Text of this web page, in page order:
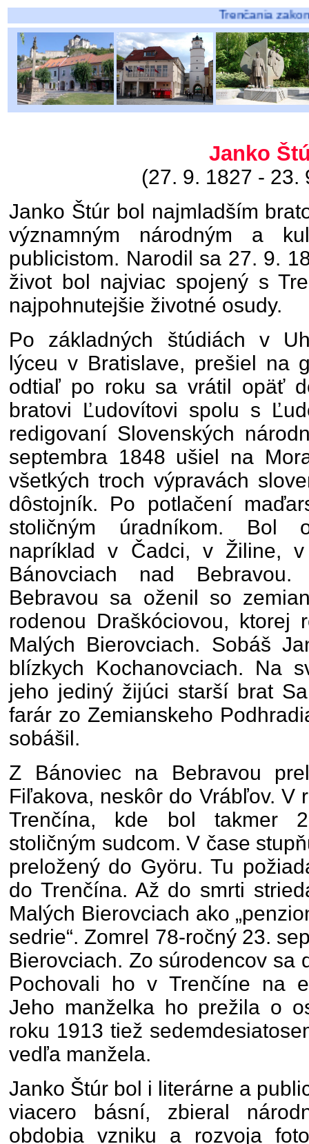
Trenčania zakončili "Rok
Janko
(27. 9. 1827 - 23.
Janko Štúr bol najmladším
významným národným a
publicistom. Narodil sa 27. 9.
život bol najviac spojený s
najpohnutejšie životné osudy.
Po základných štúdiách v
lýceu v Bratislave, prešiel na
odtiaľ po roku sa vrátil opäť
bratovi Ľudovítovi spolu s
redigovaní Slovenských
septembra 1848 ušiel na
všetkých troch výpravách
dôstojník. Po potlačení
stoličným úradníkom. Bol
napríklad v Čadci, v Žiline,
Bánovciach nad
Bebravou sa oženil so
rodenou Draškóciovou, ktorej
Malých Bierovciach. Sobáš
blízkych Kochanovciach. Na
jeho jediný žijúci starší brat
farár zo Zemianskeho
sobášil.
Z Bánoviec na Bebravou
Fiľakova, neskôr do Vrábľov. V
Trenčína, kde bol takmer
stoličným sudcom. V čase
preložený do Györu. Tu
do Trenčína. Až do smrti
Malých Bierovciach ako
sedrie“. Zomrel 78-ročný 23.
Bierovciach. Zo súrodencov sa
Pochovali ho v Trenčíne na
Jeho manželka ho prežila o
roku 1913 tiež
vedľa manžela.
Janko Štúr bol i literárne a
viacero básní, zbieral
obdobia vzniku a rozvoja